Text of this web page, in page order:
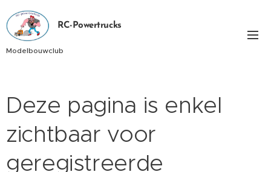
RC-Powertrucks
Modelbouwclub
Deze pagina is enkel
zichtbaar voor
geregistreerde